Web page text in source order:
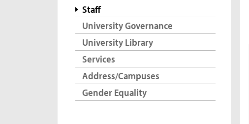
Staff
University Governance
University Library
Services
Address/Campuses
Gender Equality